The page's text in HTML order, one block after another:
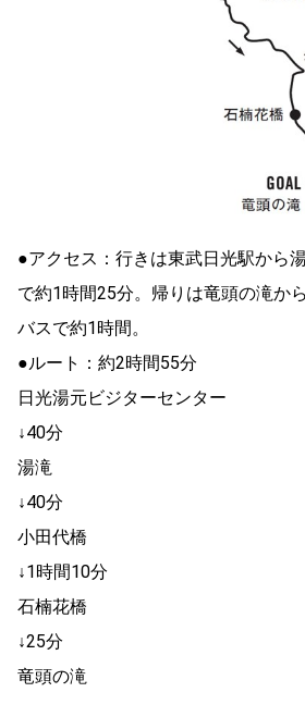
●アクセス：行きは東武日光駅から
で約1時間25分。帰りは竜頭の滝か
バスで約1時間。
●ルート：約2時間55分
日光湯元ビジターセンター
↓40分
湯滝
↓40分
小田代橋
↓1時間10分
石楠花橋
↓25分
竜頭の滝